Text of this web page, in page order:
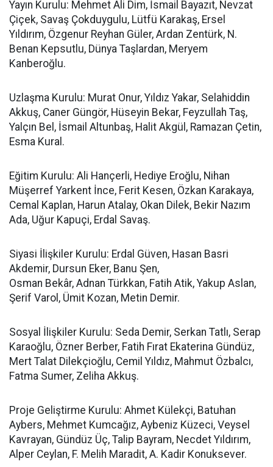
Yayın Kurulu: Mehmet Ali Dim, İsmail Bayazıt, Nevzat
Çiçek, Savaş Çokduygulu, Lütfü Karakaş, Ersel
Yıldırım, Özgenur Reyhan Güler, Ardan Zentürk, N.
Benan Kepsutlu, Dünya Taşlardan, Meryem
Kanberoğlu.
Uzlaşma Kurulu: Murat Onur, Yıldız Yakar, Selahiddin
Akkuş, Caner Güngör, Hüseyin Bekar, Feyzullah Taş,
Yalçın Bel, İsmail Altunbaş, Halit Akgül, Ramazan Çetin,
Esma Kural.
Eğitim Kurulu: Ali Hançerli, Hediye Eroğlu, Nihan
Müşerref Yarkent İnce, Ferit Kesen, Özkan Karakaya,
Cemal Kaplan, Harun Atalay, Okan Dilek, Bekir Nazım
Ada, Uğur Kapuçi, Erdal Savaş.
Siyasi İlişkiler Kurulu: Erdal Güven, Hasan Basri
Akdemir, Dursun Eker, Banu Şen,
Osman Bekâr, Adnan Türkkan, Fatih Atik, Yakup Aslan,
Şerif Varol, Ümit Kozan, Metin Demir.
Sosyal İlişkiler Kurulu: Seda Demir, Serkan Tatlı, Serap
Karaoğlu, Özner Berber, Fatih Fırat Ekaterina Gündüz,
Mert Talat Dilekçioğlu, Cemil Yıldız, Mahmut Özbalcı,
Fatma Sumer, Zeliha Akkuş.
Proje Geliştirme Kurulu: Ahmet Külekçi, Batuhan
Aybers, Mehmet Kumcağız, Aybeniz Küzeci, Veysel
Kavrayan, Gündüz Üç, Talip Bayram, Necdet Yıldırım,
Alper Ceylan, F. Melih Maradit, A. Kadir Konuksever.